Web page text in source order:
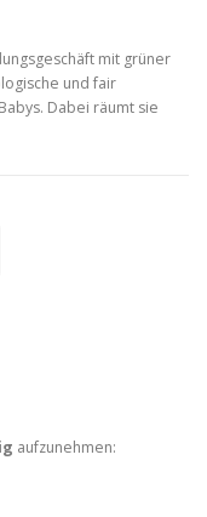
mit grüner
und fair
Dabei räumt sie
aufzunehmen: